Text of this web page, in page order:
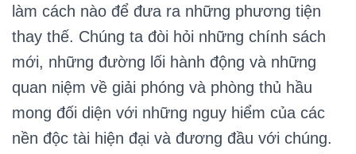
làm cách nào để đưa ra những phương tiện
thay thế. Chúng ta đòi hỏi những chính sách
mới, những đường lối hành động và những
quan niệm về giải phóng và phòng thủ hầu
mong đối diện với những nguy hiểm của các
nền độc tài hiện đại và đương đầu với chúng.